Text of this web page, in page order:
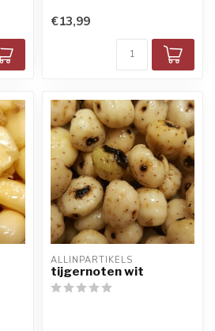
€13,99
ALLINPARTIKELS
tijgernoten wit